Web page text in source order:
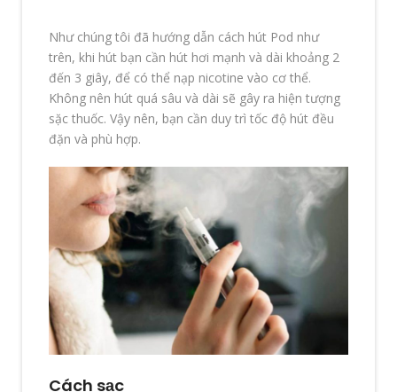
Như chúng tôi đã hướng dẫn cách hút Pod như
trên, khi hút bạn cần hút hơi mạnh và dài khoảng 2
đến 3 giây, để có thể nạp nicotine vào cơ thể.
Không nên hút quá sâu và dài sẽ gây ra hiện tượng
sặc thuốc. Vậy nên, bạn cần duy trì tốc độ hút đều
đặn và phù hợp.
Cách sạc